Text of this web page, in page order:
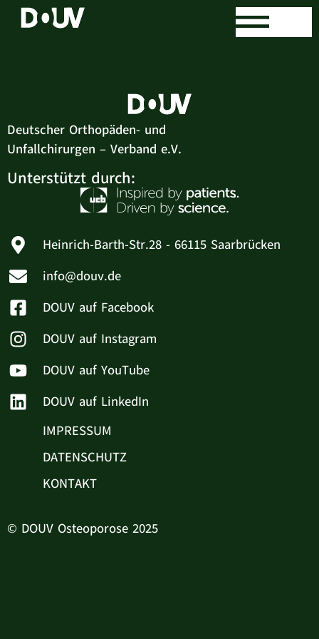
Petr Mara
Deutscher Orthopäden- und
Unfallchirurgen – Verband e.V.
Unterstützt durch:
Heinrich-Barth-Str.28 - 66115 Saarbrücken
info@douv.de
DOUV auf Facebook
DOUV auf Instagram
DOUV auf YouTube
DOUV auf LinkedIn
IMPRESSUM
DATENSCHUTZ
KONTAKT
© DOUV Osteoporose 2025